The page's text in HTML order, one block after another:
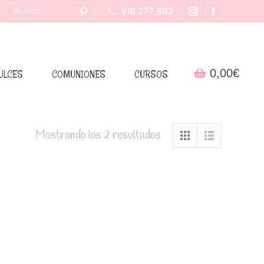
Buscar: 918 777 883
Instagram
in
Facebook
in
COMUNIONES CURSOS 0,00€
Mostrando los 2 resultados